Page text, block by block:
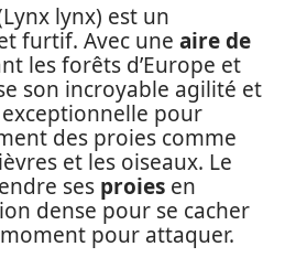
lynx) est un
furtif. Avec une aire de
les forêts d’Europe et
son incroyable agilité et
pour
des proies comme
et les oiseaux. Le
ses proies en
dense pour se cacher
pour attaquer.